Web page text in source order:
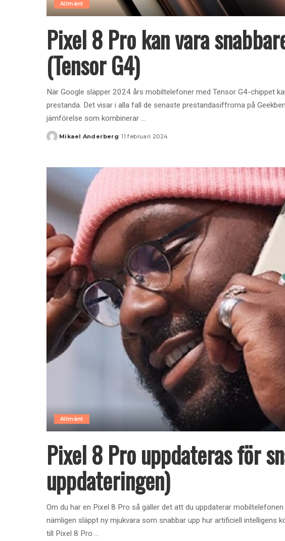
Allmänt
Pixel 8 Pro kan vara
(Tensor G4)
När Google släpper 2024 års mobiltelefoner med Tensor G4-chippet
prestanda. Det visar i alla fall de senaste prestandasiffrorna på
jämförelse som kombinerar ...
Posted
Mikael Anderberg 11 februari 2024
Allmänt
Pixel 8 Pro uppdateras för
uppdateringen)
Om du har en Pixel 8 Pro så gäller det att du uppdaterar
nämligen släppt ny mjukvara som snabbar upp hur artificiell intelligens
till Pixel 8 Pro ...